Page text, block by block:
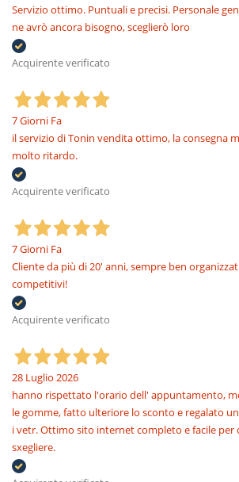
Servizio ottimo. Puntuali e precisi. Personale
ne avrò ancora bisogno, sceglierò loro
Acquirente verificato
7 Giorni Fa
il servizio di Tonin vendita ottimo, la consegna
molto ritardo.
Acquirente verificato
7 Giorni Fa
Cliente da più di 20' anni, sempre ben
competitivi!
Acquirente verificato
28 Luglio 2026
hanno rispettato l'orario dell' appuntamento,
le gomme, fatto ulteriore lo sconto e regalato
i vetr. Ottimo sito internet completo e facile per
sxegliere.